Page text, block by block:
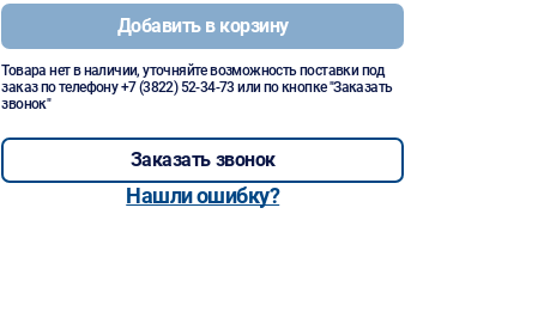
Добавить в корзину
Товара нет в наличии, уточняйте возможность поставки под
заказ по телефону+7 (3822) 52-34-73 или по кнопке "Заказать
звонок"
Заказать звонок
Нашли ошибку?